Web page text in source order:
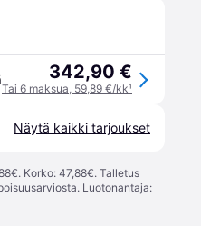
342,90 €
Tai 6 maksua, 59,89 €/kk¹
Näytä kaikki tarjoukset
Korko: 47,88€. Talletus
Luotonantaja: